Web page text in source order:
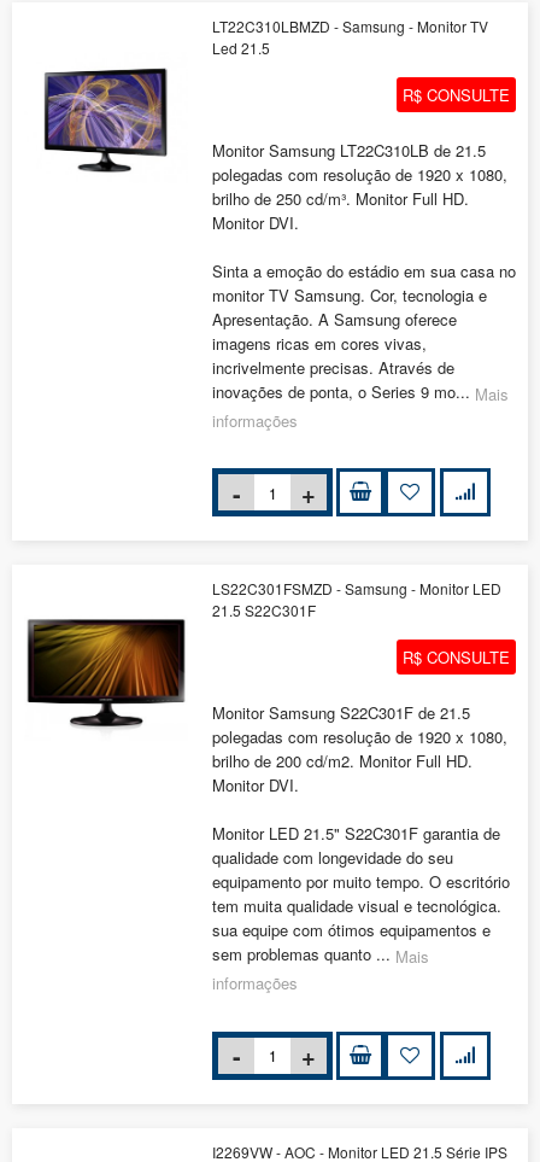
LT22C310LBMZD - Samsung - Monitor TV
Led 21.5
R$ CONSULTE
Monitor Samsung LT22C310LB de 21.5
polegadas com resolução de 1920 x 1080,
brilho de 250 cd/m³. Monitor Full HD.
Monitor DVI.
Sinta a emoção do estádio em sua casa no
monitor TV Samsung. Cor, tecnologia e
Apresentação. A Samsung oferece
imagens ricas em cores vivas,
incrivelmente precisas. Através de
inovações de ponta, o Series 9 mo... Mais
informações
LS22C301FSMZD - Samsung - Monitor LED
21.5 S22C301F
R$ CONSULTE
Monitor Samsung S22C301F de 21.5
polegadas com resolução de 1920 x 1080,
brilho de 200 cd/m2. Monitor Full HD.
Monitor DVI.
Monitor LED 21.5" S22C301F garantia de
qualidade com longevidade do seu
equipamento por muito tempo. O escritório
tem muita qualidade visual e tecnológica.
sua equipe com ótimos equipamentos e
sem problemas quanto ... Mais
informações
I2269VW - AOC - Monitor LED 21.5 Série IPS